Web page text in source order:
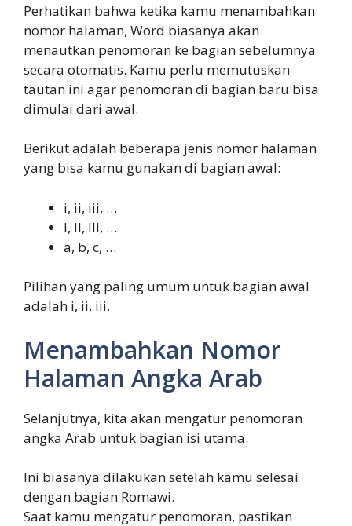
Perhatikan bahwa ketika kamu menambahkan
nomor halaman, Word biasanya akan
menautkan penomoran ke bagian sebelumnya
secara otomatis. Kamu perlu memutuskan
tautan ini agar penomoran di bagian baru bisa
dimulai dari awal.
Berikut adalah beberapa jenis nomor halaman
yang bisa kamu gunakan di bagian awal:
i, ii, iii, …
I, II, III, …
a, b, c, …
Pilihan yang paling umum untuk bagian awal
adalah i, ii, iii.
Menambahkan Nomor
Halaman Angka Arab
Selanjutnya, kita akan mengatur penomoran
angka Arab untuk bagian isi utama.
Ini biasanya dilakukan setelah kamu selesai
dengan bagian Romawi.
Saat kamu mengatur penomoran, pastikan